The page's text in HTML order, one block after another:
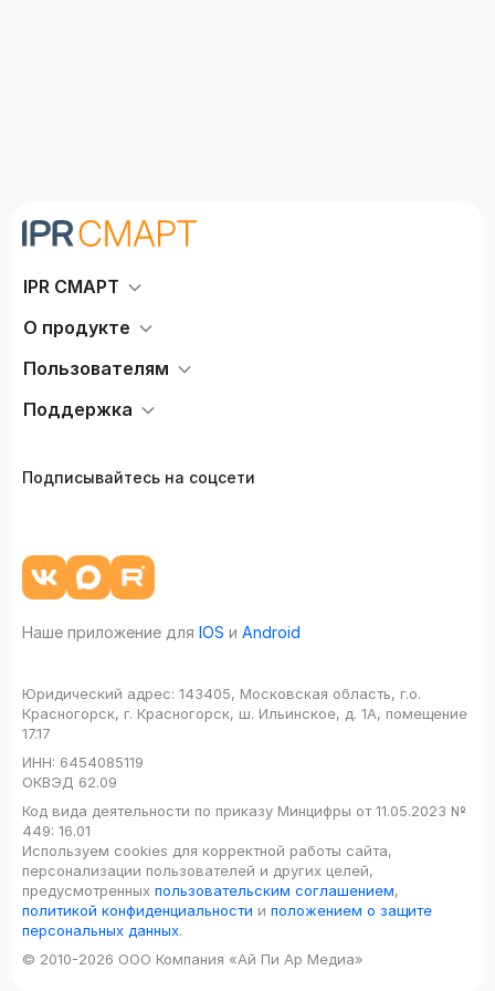
IPR СМАРТ
О продукте
Пользователям
Поддержка
Подписывайтесь на соцсети
Наше приложение для IOS и Android
Юридический адрес: 143405, Московская область, г.о.
Красногорск, г. Красногорск, ш. Ильинское, д. 1А, помещение
17.17
ИНН: 6454085119
ОКВЭД 62.09
Код вида деятельности по приказу Минцифры от 11.05.2023 №
449: 16.01
Используем cookies для корректной работы сайта,
персонализации пользователей и других целей,
предусмотренных пользовательским соглашением,
политикой конфиденциальности и положением о защите
персональных данных.
© 2010-2026 ООО Компания «Ай Пи Ар Медиа»